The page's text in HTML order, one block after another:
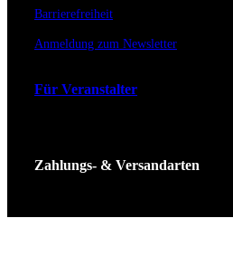
Barrierefreiheit
Anmeldung zum Newsletter
Für Veranstalter
Zahlungs- & Versandarten